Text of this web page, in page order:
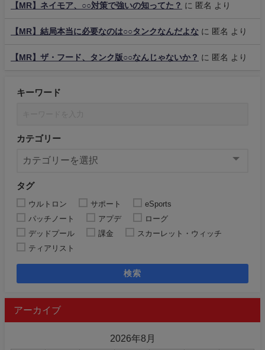
【MR】ネイモア、○○対策で強いの知ってた？ に 匿名 より
【MR】結局本当に必要なのは○○タンクなんだよな に 匿名 より
【MR】ザ・フード、タンク版○○なんじゃないか？ に 匿名 より
キーワード
カテゴリー
タグ
ウルトロン サポート
eSports
パッチノート
アプデ
ローグ
デッドプール
課金
スカーレット・ウィッチ
ティアリスト
検索
アーカイブ
2026年8月